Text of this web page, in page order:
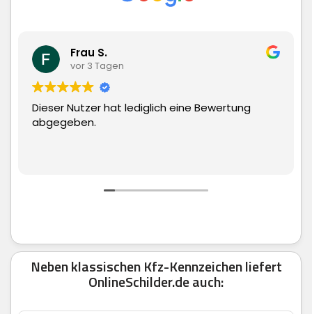
Frau S.
vor 3 Tagen
Nutzer hat lediglich eine Bewertung
Neben klassischen Kfz-Kennzeichen liefert
OnlineSchilder.de auch: